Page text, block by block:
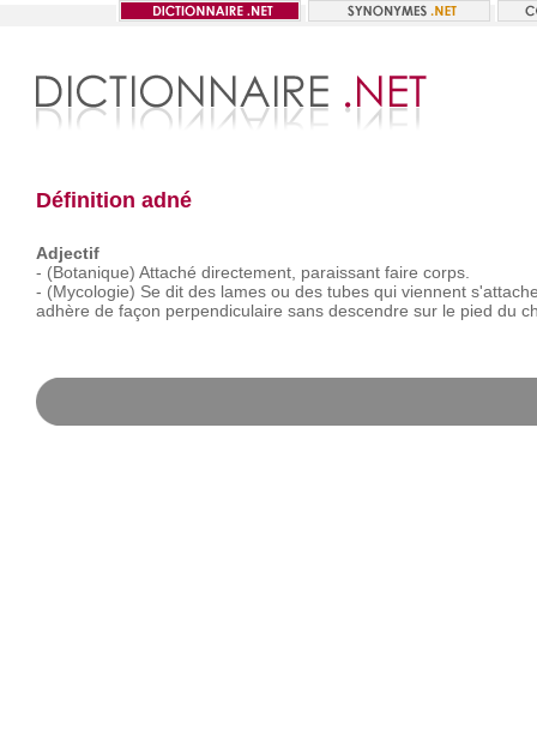
Définition adné
Adjectif
- (Botanique) Attaché directement, paraissant faire corps.
- (Mycologie) Se dit des lames ou des tubes qui viennent
adhère de façon perpendiculaire sans descendre sur le pied du